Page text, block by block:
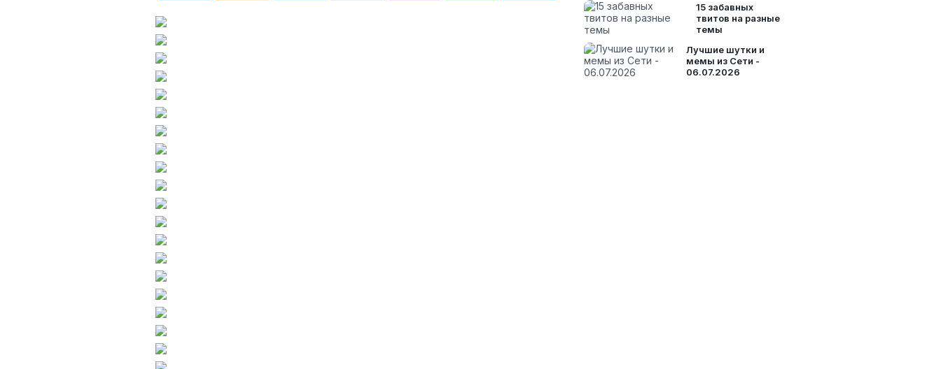
15 забавных
твитов на разные
темы
Лучшие шутки и
мемы из Сети -
06.07.2026